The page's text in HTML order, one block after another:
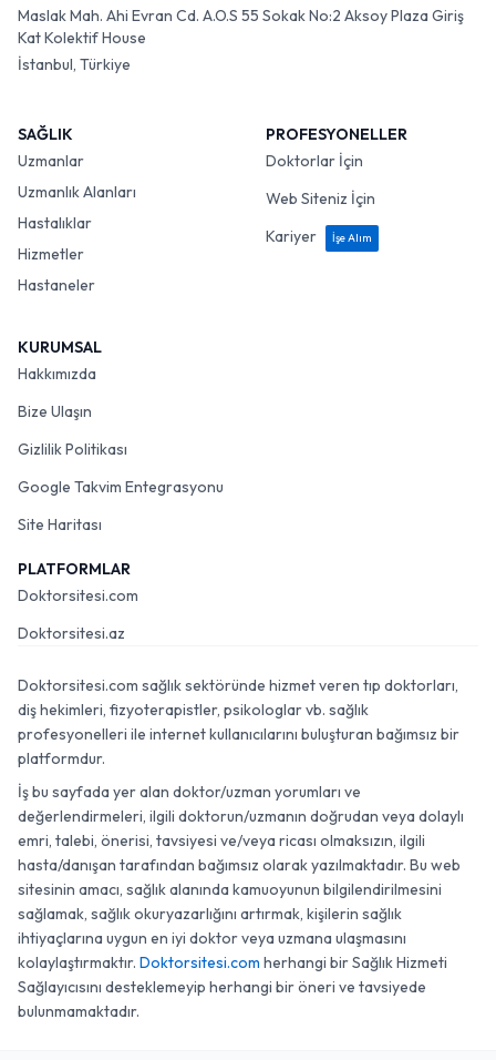
Maslak Mah. Ahi Evran Cd. A.O.S 55 Sokak No:2 Aksoy Plaza Giriş
Kat Kolektif House
İstanbul, Türkiye
SAĞLIK
Uzmanlar
Uzmanlık Alanları
Hastalıklar
Hizmetler
Hastaneler
PROFESYONELLER
Doktorlar İçin
Web Siteniz İçin
Kariyer
İşe Alım
KURUMSAL
Hakkımızda
Bize Ulaşın
Gizlilik Politikası
Google Takvim Entegrasyonu
Site Haritası
PLATFORMLAR
Doktorsitesi.com
Doktorsitesi.az
Doktorsitesi.com sağlık sektöründe hizmet veren tıp doktorları,
diş hekimleri, fizyoterapistler, psikologlar vb. sağlık
profesyonelleri ile internet kullanıcılarını buluşturan bağımsız bir
platformdur.
İş bu sayfada yer alan doktor/uzman yorumları ve
değerlendirmeleri, ilgili doktorun/uzmanın doğrudan veya dolaylı
emri, talebi, önerisi, tavsiyesi ve/veya ricası olmaksızın, ilgili
hasta/danışan tarafından bağımsız olarak yazılmaktadır. Bu web
sitesinin amacı, sağlık alanında kamuoyunun bilgilendirilmesini
sağlamak, sağlık okuryazarlığını artırmak, kişilerin sağlık
ihtiyaçlarına uygun en iyi doktor veya uzmana ulaşmasını
kolaylaştırmaktır. Doktorsitesi.com herhangi bir Sağlık Hizmeti
Sağlayıcısını desteklemeyip herhangi bir öneri ve tavsiyede
bulunmamaktadır.